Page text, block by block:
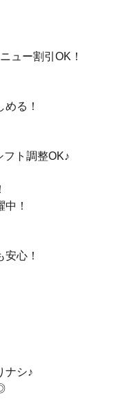
ュー割引OK！
る！
フト調整OK♪
！
心！
ナシ♪